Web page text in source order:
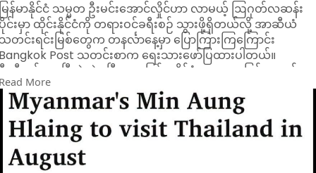
ြန်မာနိုင်ငံ သမ္မတ ဦးမင်းအောင်လှိုင်ဟာ လာမယ့် ဩဂုတ်လဆန်း
င်းမှာ ထိုင်းနိုင်ငံကို တရားဝင်ခရီးစဉ် သွားဖို့ရှိတယ်လို့ အာဆီယံ
တင်းရင်းမြစ်တွေက တနင်္လာနေ့မှာ ပြောကြားကြကြောင်း
Post သတင်းစာက ရေးသားဖော်ပြထားပါတယ်။
ခရီးစဉ်ဟာ ပြီးခဲ့တဲ့ ဧပြီလမှာ မြန်မာနိုင်ငံ သမ္မတအဖြစ် တာဝန်ယူ
ြီးတဲ့နောက်ပိုင်း၊ ဦးမင်းအောင်လှိုင် အနေနဲ့ အာဆီယံအဖွဲ့ဝင်နိုင်ငံ
စ်ခုဆီ ဒုတိယအကြိမ်မြောက် သွားတဲ့ ခရီးစဉ် ဖြစ်လာမှာပါ။ သူ
ာ သမ္မတအဖြစ် တာဝန်ယူပြီးတဲ့နောက် အာဆီယံအဖွဲ့ဝင် မဟာမိ
င်ငံတစ်ခုဆီ ပထမဆုံးအကြိမ် တရားဝင်ခရီးစဉ်အဖြစ် ဒီလအစော
င်းတုန်းက လာအိုနိုင်ငံကို သွားခဲ့ပါသေးတယ်။
တင်းရင်းမြစ်တွေဘက်ကတော့ မြန်မာနိုင်ငံ သမ္မတ ဦးမင်း
More